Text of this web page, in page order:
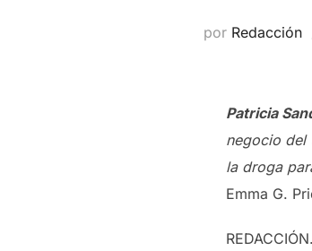
por Redacción
Patricia
negocio del
la droga
Emma G.